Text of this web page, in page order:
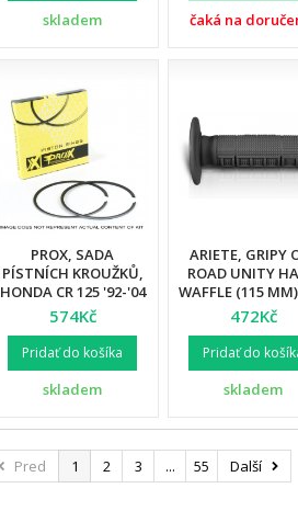
skladem čaká na
PROX, SADA
PÍSTNÍCH KROUŽKŮ,
HONDA CR 125 '92-'04
(54.00MM)
574Kč
Pridať do košíka
skladem
ARIETE, GRIPY
ROAD UNITY
WAFFLE (115
OTVORU,
BARVA (12)
472Kč
Pridať do
skladem
Pred 1 2 3 ... 55 Další